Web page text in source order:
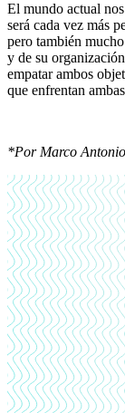
El mundo actual
será cada vez más
pero también
y de su
empatar ambos
que enfrentan
*Por Marco